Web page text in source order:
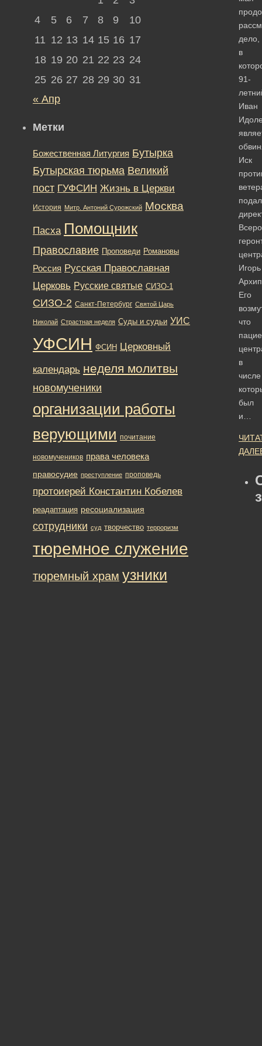
дело,
в
91-
Иван
Иск
подал
Игорь
Его
что
в
числе
был
и…
4
5 6 7 8 9
10
11 12 13 14 15 16 17
18 19 20 21 22 23 24
25 26 27 28 29 30 31
« Апр
Метки
Божественная Литургия Бутырка
Бутырская тюрьма Великий
пост ГУФСИН Жизнь в Церкви
История Митр. Антоний Сурожский Москва
Пасха Помощник
Православие Проповеди Романовы
Россия Русская Православная
Церковь Русские святые СИЗО-1
СИЗО-2 Санкт-Петербург Святой Царь
Николай Страстная неделя Суды и судьи УИС
УФСИН ФСИН Церковный
календарь неделя молитвы
новомученики
организации работы
верующими почитание
новомучеников права человека
правосудие преступление проповедь
протоиерей Константин Кобелев
реадаптация ресоциализация
сотрудники суд творчество терроризм
тюремное служение
тюремный храм узники